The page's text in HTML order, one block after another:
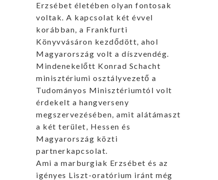
Erzsébet életében olyan fontosak
voltak. A kapcsolat két évvel
korábban, a Frankfurti
Könyvvásáron kezdődött, ahol
Magyarország volt a díszvendég.
Mindenekelőtt Konrad Schacht
minisztériumi osztályvezető a
Tudományos Minisztériumtól volt
érdekelt a hangverseny
megszervezésében, amit alátámaszt
a két terület, Hessen és
Magyarország közti
partnerkapcsolat.
Ami a marburgiak Erzsébet és az
igényes Liszt-oratórium iránt még